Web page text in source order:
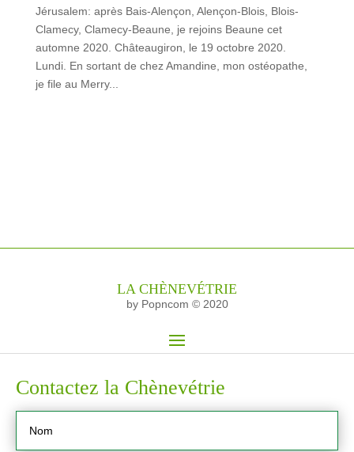
Jérusalem: après Bais-Alençon, Alençon-Blois, Blois-
Clamecy, Clamecy-Beaune, je rejoins Beaune cet
automne 2020. Châteaugiron, le 19 octobre 2020.
Lundi. En sortant de chez Amandine, mon ostéopathe,
je file au Merry...
LA CHÈNEVÉTRIE
by Popncom © 2020
Contactez la Chènevétrie